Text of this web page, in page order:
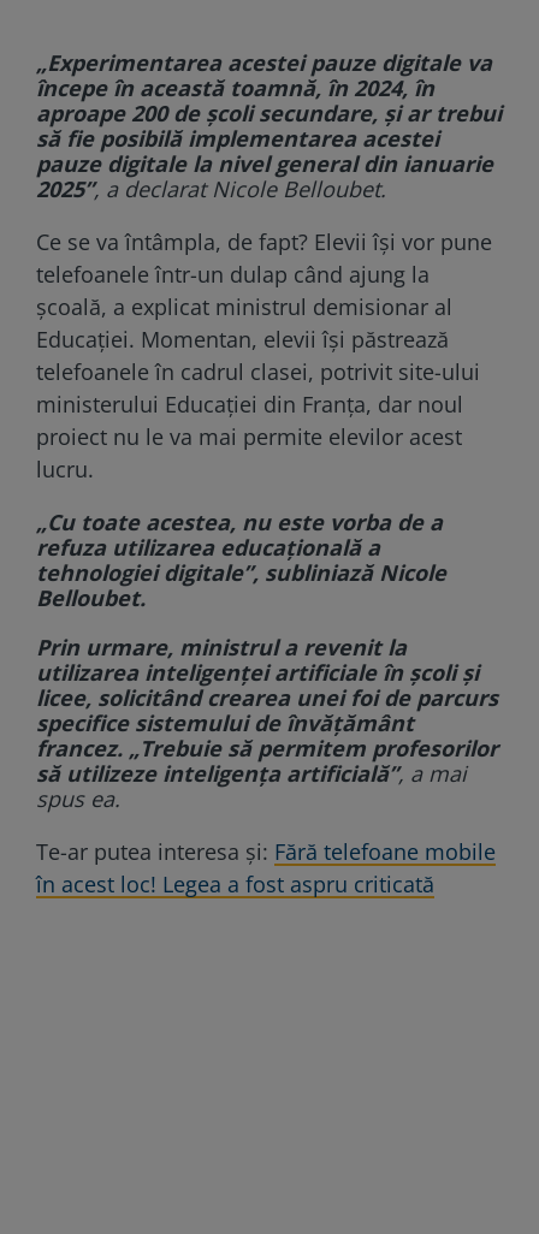
„Experimentarea acestei pauze digitale va
începe în această toamnă, în 2024, în
aproape 200 de școli secundare, și ar trebui
să fie posibilă implementarea acestei
pauze digitale la nivel general din ianuarie
2025”, a declarat Nicole Belloubet.
Ce se va întâmpla, de fapt? Elevii își vor pune
telefoanele într-un dulap când ajung la
școală, a explicat ministrul demisionar al
Educației. Momentan, elevii își păstrează
telefoanele în cadrul clasei, potrivit site-ului
ministerului Educației din Franța, dar noul
proiect nu le va mai permite elevilor acest
lucru.
„Cu toate acestea, nu este vorba de a
refuza utilizarea educațională a
tehnologiei digitale”, subliniază Nicole
Belloubet.
Prin urmare, ministrul a revenit la
utilizarea inteligenței artificiale în școli și
licee, solicitând crearea unei foi de parcurs
specifice sistemului de învățământ
francez. „Trebuie să permitem profesorilor
să utilizeze inteligența artificială”, a mai
spus ea.
Te-ar putea interesa și: Fără telefoane mobile
în acest loc! Legea a fost aspru criticată